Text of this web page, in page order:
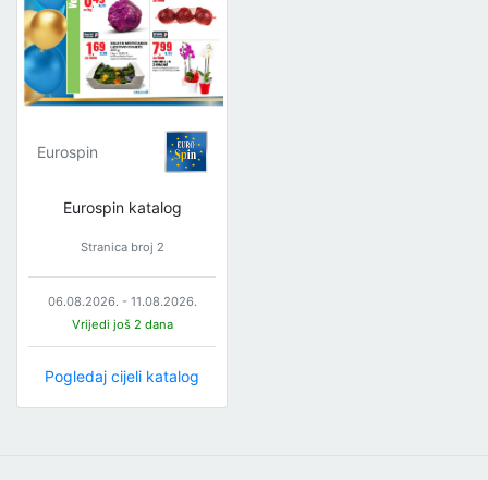
Eurospin
Eurospin katalog
Stranica broj 2
06.08.2026. - 11.08.2026.
Vrijedi još 2 dana
Pogledaj cijeli katalog